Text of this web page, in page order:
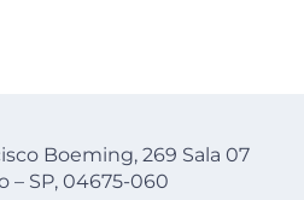
Boeming, 269 Sala 07
– SP, 04675-060